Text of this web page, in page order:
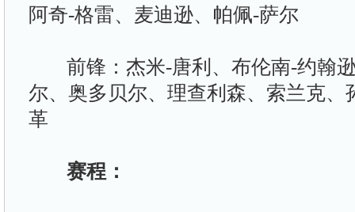
阿奇-格雷、麦迪逊、帕佩-萨尔
前锋：杰米-唐利、布伦南-约翰逊
尔、奥多贝尔、理查利森、索兰克、
革
赛程：